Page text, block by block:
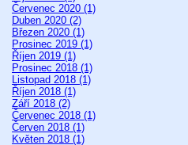
Červenec 2020 (1)
Duben 2020 (2)
Březen 2020 (1)
Prosinec 2019 (1)
Říjen 2019 (1)
Prosinec 2018 (1)
Listopad 2018 (1)
Říjen 2018 (1)
Září 2018 (2)
Červenec 2018 (1)
Červen 2018 (1)
Květen 2018 (1)